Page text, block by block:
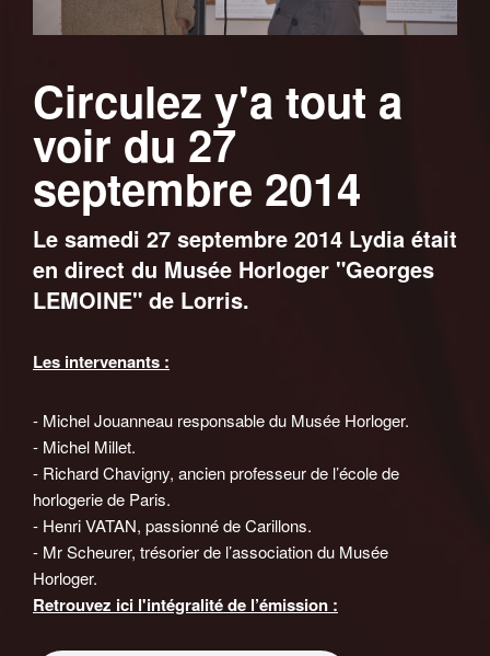
Circulez y'a tout a
voir du 27
septembre 2014
Le samedi 27 septembre 2014 Lydia était
en direct du Musée Horloger "Georges
LEMOINE" de Lorris.
Les intervenants :
- Michel Jouanneau responsable du Musée Horloger.
- Michel Millet.
- Richard Chavigny, ancien professeur de l’école de
horlogerie de Paris.
- Henri VATAN, passionné de Carillons.
- Mr Scheurer, trésorier de l’association du Musée
Horloger.
Retrouvez ici l'intégralité de l’émission :